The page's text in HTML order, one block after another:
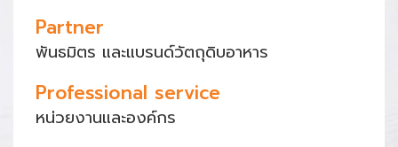
Partner
พันธมิตร และแบรนด์วัตถุดิบอาหาร
Professional service
หน่วยงานและองค์กร